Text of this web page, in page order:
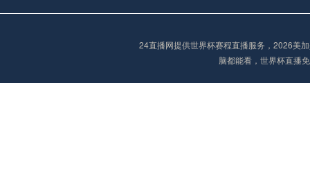
24直播网提供世界杯赛程直播服务，2026美
脑都能看，世界杯直播